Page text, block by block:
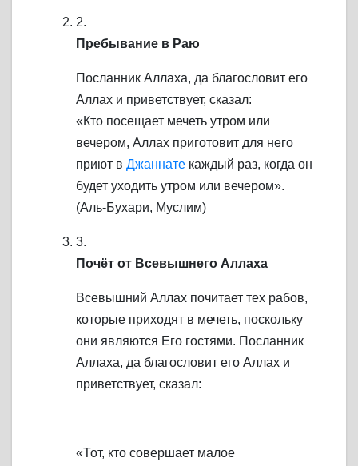
2.
Пребывание в Раю
Посланник Аллаха, да благословит его
Аллах и приветствует, сказал:
«Кто посещает мечеть утром или
вечером, Аллах приготовит для него
приют в Джаннате каждый раз, когда он
будет уходить утром или вечером».
(Аль-Бухари, Муслим)
3.
Почёт от Всевышнего Аллаха
Всевышний Аллах почитает тех рабов,
которые приходят в мечеть, поскольку
они являются Его гостями. Посланник
Аллаха, да благословит его Аллах и
приветствует, сказал:
«Тот, кто совершает малое